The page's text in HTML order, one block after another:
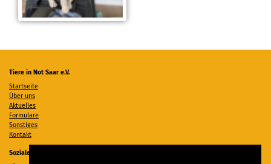
Tiere in Not Saar e.V.
Startseite
Über uns
Aktuelles
Formulare
Sonstiges
Kontakt
Soziale Medien